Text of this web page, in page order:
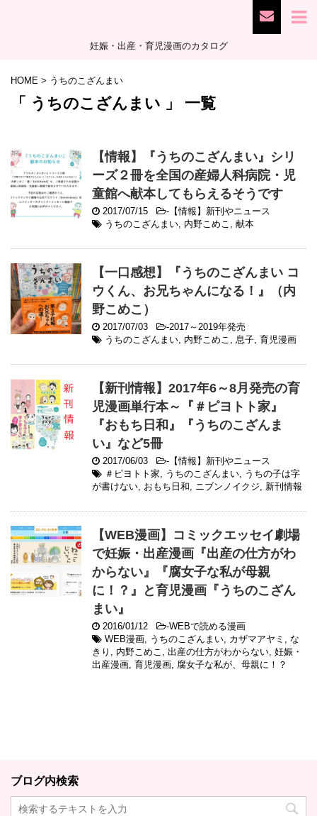
妊娠・出産・育児漫画のカタログ
HOME > うちのこざんまい
「 うちのこざんまい 」 一覧
【情報】『うちのこざんまい』シリ
ーズ２冊を全国の産婦人科病院・児
童館へ献本してもらえるそうです
2017/07/15 - 【情報】新刊やニュース
うちのこざんまい, 内野こめこ , 献本
【一口感想】『うちのこざんまい コ
ウくん、お兄ちゃんになる！』（内
野こめこ）
2017/07/03 -2017～2019年発売
うちのこざんまい, 内野こめこ , 息子, 育児漫画
【新刊情報】2017年6～8月発売の育
児漫画単行本～『＃ピヨトト家』
『おもち日和』『うちのこざんま
い』など5冊
2017/06/03 - 【情報】新刊やニュース
＃ピヨトト家, うちのこざんまい, うちの子は字
が書けない, おもち日和, ニブンノイクジ, 新刊情報
【WEB漫画】コミックエッセイ劇場
で妊娠・出産漫画『出産の仕方がわ
からない』『腐女子な私が母親
に！？』と育児漫画『うちのこざん
まい』
2016/01/12 -WEBで読める漫画
WEB漫画, うちのこざんまい, カザマアヤミ , な
きり , 内野こめこ , 出産の仕方がわからない, 妊娠・
出産漫画, 育児漫画, 腐女子な私が、母親に！？
ブログ内検索